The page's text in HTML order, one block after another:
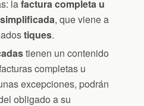
lafactura completa u
, que viene a
tiques.
tienen un contenido
completas u
excepciones, podrán
obligado a su